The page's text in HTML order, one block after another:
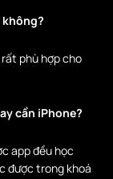
phù hợp cho
cần iPhone?
app đều học
được trong khoá